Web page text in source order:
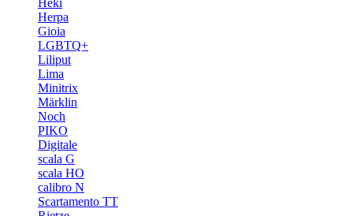
Heki
Herpa
Gioia
LGBTQ+
Liliput
Lima
Minitrix
Märklin
Noch
PIKO
Digitale
scala G
scala HO
calibro N
Scartamento TT